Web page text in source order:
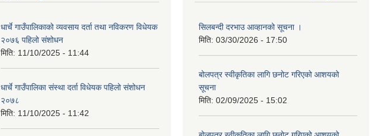
धार्चे गाउँपालिकाको व्यवसाय दर्ता तथा नविकरण विधेयक
२०७६ पहिलो संशोधन
मिति: 11/10/2025 - 11:44
धार्चे गाउँपालिका संस्था दर्ता विधेयक पहिलो संशोधन
२०७८
मिति: 11/10/2025 - 11:42
सिलबन्दी दरभाउ आव्हानको सूचना ।
मिति: 03/30/2026 - 17:50
बोलपत्र स्वीकृतिका लागि छनोट गरिएको आशयको
सूचना
मिति: 02/09/2025 - 15:02